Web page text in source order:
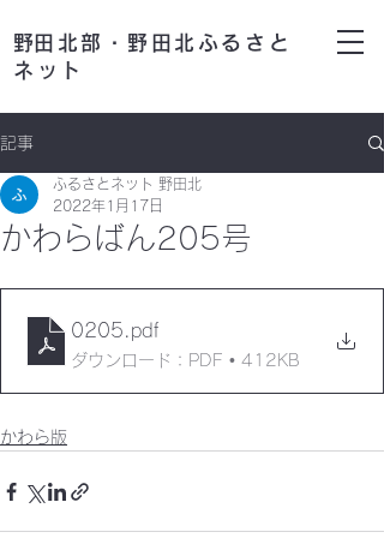
​野田北部・野田北ふるさと
ネット
記事
かわらばん205号
ふるさとネット 野田北
2022年1月17日
0205 .pdf
ダウンロード：PDF • 412KB
かわら版